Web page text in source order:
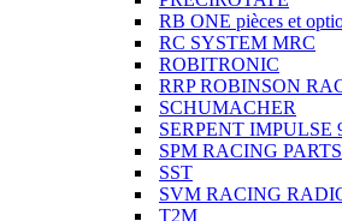
RB ONE pièces et
RC SYSTEM MRC
ROBITRONIC
RRP ROBINSON
SCHUMACHER
SERPENT IMPULSE
SPM RACING PARTS
SST
SVM RACING
T2M